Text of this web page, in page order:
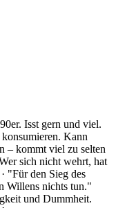
Isst gern und viel.
Kann
– kommt viel zu selten
sich nicht wehrt, hat
"Für den Sieg des
Willens nichts tun."
und Dummheit.